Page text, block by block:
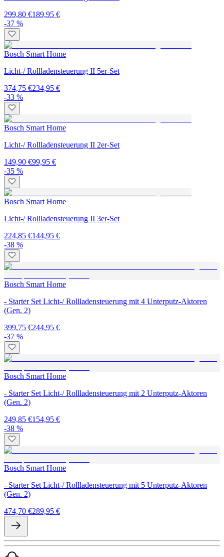
299,80 €189,95 €
-37 %
Bosch Smart Home
Licht-/ Rollladensteuerung II 5er-Set
374,75 €234,95 €
-33 %
Bosch Smart Home
Licht-/ Rollladensteuerung II 2er-Set
149,90 €99,95 €
-35 %
Bosch Smart Home
Licht-/ Rollladensteuerung II 3er-Set
224,85 €144,95 €
-38 %
Bosch Smart Home
- Starter Set Licht-/ Rollladensteuerung mit 4 Unterputz-Aktoren
(Gen. 2)
399,75 €244,95 €
-37 %
Bosch Smart Home
- Starter Set Licht-/ Rollladensteuerung mit 2 Unterputz-Aktoren
(Gen. 2)
249,85 €154,95 €
-38 %
Bosch Smart Home
- Starter Set Licht-/ Rollladensteuerung mit 5 Unterputz-Aktoren
(Gen. 2)
474,70 €289,95 €